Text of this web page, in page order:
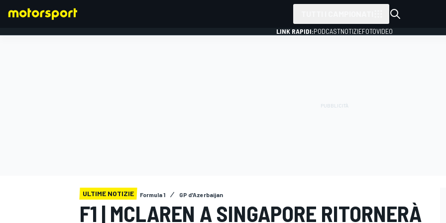
LINK RAPIDI:PODCASTNOTIZIEFOTOVIDEO
ULTIME NOTIZIE Formula 1 GP d'Azerbaijan
F1 | MCLAREN A SINGAPORE RITORNERÀ